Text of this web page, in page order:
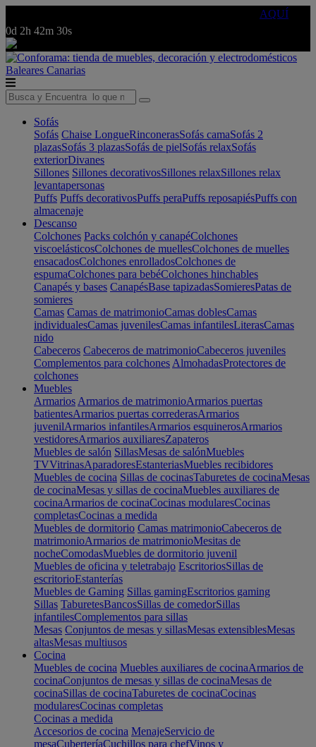
AQUÍ
0d 2h 42m 30s
Baleares Canarias
Sofás
Sofás Chaise LongueRinconerasSofás camaSofás 2
plazasSofás 3 plazasSofás de pielSofás relaxSofás
exteriorDivanes
Sillones Sillones decorativosSillones relaxSillones relax
levantapersonas
Puffs Puffs decorativosPuffs peraPuffs reposapiésPuffs con
almacenaje
Descanso
Colchones Packs colchón y canapéColchones
viscoelásticosColchones de muellesColchones de muelles
ensacadosColchones enrolladosColchones de
espumaColchones para bebéColchones hinchables
Canapés y bases CanapésBase tapizadasSomieresPatas de
somieres
Camas Camas de matrimonioCamas doblesCamas
individualesCamas juvenilesCamas infantilesLiterasCamas
nido
Cabeceros Cabeceros de matrimonioCabeceros juveniles
Complementos para colchones AlmohadasProtectores de
colchones
Muebles
Armarios Armarios de matrimonioArmarios puertas
batientesArmarios puertas correderasArmarios
juvenilArmarios infantilesArmarios esquinerosArmarios
vestidoresArmarios auxiliaresZapateros
Muebles de salón SillasMesas de salónMuebles
TVVitrinasAparadoresEstanteriasMuebles recibidores
Muebles de cocina Sillas de cocinasTaburetes de cocinaMesas
de cocinaMesas y sillas de cocinaMuebles auxiliares de
cocinaArmarios de cocinaCocinas modularesCocinas
completasCocinas a medida
Muebles de dormitorio Camas matrimonioCabeceros de
matrimonioArmarios de matrimonioMesitas de
nocheComodasMuebles de dormitorio juvenil
Muebles de oficina y teletrabajo EscritoriosSillas de
escritorioEstanterías
Muebles de Gaming Sillas gamingEscritorios gaming
Sillas TaburetesBancosSillas de comedorSillas
infantilesComplementos para sillas
Mesas Conjuntos de mesas y sillasMesas extensiblesMesas
altasMesas multiusos
Cocina
Muebles de cocina Muebles auxiliares de cocinaArmarios de
cocinaConjuntos de mesas y sillas de cocinaMesas de
cocinaSillas de cocinaTaburetes de cocinaCocinas
modularesCocinas completas
Cocinas a medida
Accesorios de cocina MenajeServicio de
mesaCuberteríaCuchillos para chefVinos y